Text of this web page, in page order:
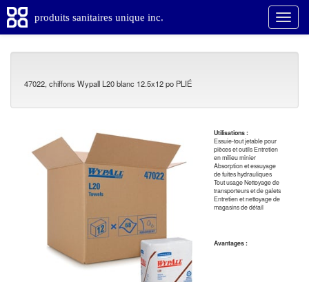
produits sanitaires unique inc.
47022, chiffons Wypall L20 blanc 12.5x12 po PLIÉ
Utilisations :
Essuie-tout jetable pour
pièces et outils Entretien
en milieu minier
Absorption et essuyage
de fuites hydrauliques
Tout usage Nettoyage de
transporteurs et de galets
Entretien et nettoyage de
magasins de détail
Avantages :